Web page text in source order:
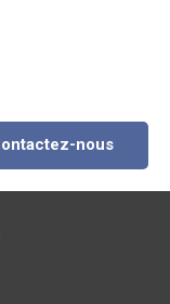
nous